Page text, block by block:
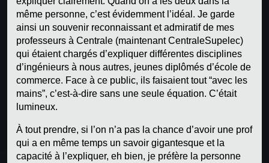
même personne, c’est évidemment l’idéal. Je garde
ainsi un souvenir reconnaissant et admiratif de mes
professeurs à Centrale (maintenant CentraleSupelec)
qui étaient chargés d’expliquer différentes disciplines
d’ingénieurs à nous autres, jeunes diplômés d’école de
commerce. Face à ce public, ils faisaient tout “avec les
mains”, c’est-à-dire sans une seule équation. C’était
lumineux.
À tout prendre, si l’on n’a pas la chance d’avoir une prof
qui a en même temps un savoir gigantesque et la
capacité à l’expliquer, eh bien, je préfère la personne